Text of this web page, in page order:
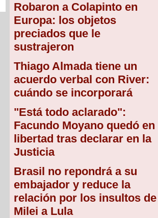
Robaron a Colapinto en
Europa: los objetos
preciados que le
sustrajeron
Thiago Almada tiene un
acuerdo verbal con River:
cuándo se incorporará
"Está todo aclarado":
Facundo Moyano quedó en
libertad tras declarar en la
Justicia
Brasil no repondrá a su
embajador y reduce la
relación por los insultos de
Milei a Lula